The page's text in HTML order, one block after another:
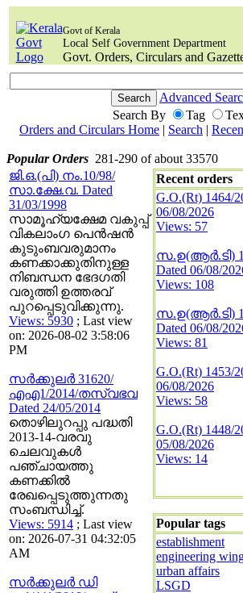
Govt of Kerala
Local Self Government Department
Govt. Orders, Circulars and
Advanced
Search By
Tag
Orders and Circulars Home | Search |
Popular Orders 281-290 of about 33570
ജി.ഒ.(പി) നം.10/98/
സാ.ക്ഷേ.വ. Dated
31/03/1998
സാമൂഹ്യക്ഷേമ വകുപ്പ്
വികലാംഗ പെന്‍ഷന്‍
കുടുംബവരുമാനം
കണക്കാക്കുതിനുള്ള
നിബന്ധന ഭേദഗതി
വരുത്തി ഉത്തരവ്
പുറപ്പെടുവിക്കുന്നു.
Views: 5930 ; Last view
on: 2026-08-02 3:58:06
PM
സര്‍ക്കുലര്‍ 31620/
എഎ1/2014/തസ്വഭവ
Dated 24/05/2014
തൊഴിലുറപ്പു പദ്ധതി
2013-14-വരവു
ചെലവുകള്‍
പഞ്ചായത്തു
കണക്കില്‍
രേഖപ്പെടുത്തുന്നതു
സംബന്ധിച്ച്.
Views: 5914 ; Last view
on: 2026-07-31 04:32:05
AM
സര്‍ക്കുലര്‍ ഡി
Recent orders
G.O.(Rt) 1464/
06/08/2026
Views: 57
സ.ഉ(ആര്‍.ടി)
Dated 06/08/
Views: 108
സ.ഉ(ആര്‍.ടി)
Dated 06/08/
Views: 81
G.O.(Rt) 1453/
06/08/2026
Views: 58
G.O.(Rt) 1448/
05/08/2026
Views: 14
Popular tags
establishment
engineering
urban affairs
LSGD